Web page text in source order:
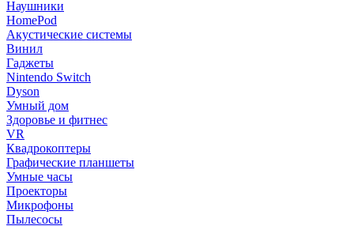
Наушники
HomePod
Акустические системы
Винил
Гаджеты
Nintendo Switch
Dyson
Умный дом
Здоровье и фитнес
VR
Квадрокоптеры
Графические планшеты
Умные часы
Проекторы
Микрофоны
Пылесосы